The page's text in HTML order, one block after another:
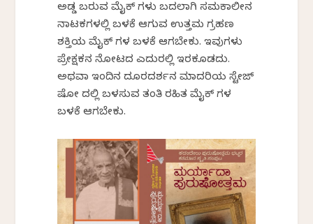
ಅಡ್ಡ ಬರುವ ಮೈಕ್ ಗಳು ಬದಲಾಗಿ ಸಮಕಾಲೀನ
ನಾಟಕಗಳಲ್ಲಿ ಬಳಕೆ ಆಗುವ ಉತ್ತಮ ಗ್ರಹಣ
ಶಕ್ತಿಯ ಮೈಕ್ ಗಳ ಬಳಕೆ ಆಗಬೇಕು. ಇವುಗಳು
ಪ್ರೇಕ್ಷಕನ ನೋಟದ ಎದುರಲ್ಲಿ ಇರಕೂಡದು.
ಅಥವಾ ಇಂದಿನ ದೂರದರ್ಶನ ಮಾದರಿಯ ಸ್ಟೇಜ್
ಷೋ ದಲ್ಲಿ ಬಳಸುವ ತಂತಿ ರಹಿತ ಮೈಕ್ ಗಳ
ಬಳಕೆ ಆಗಬೇಕು.